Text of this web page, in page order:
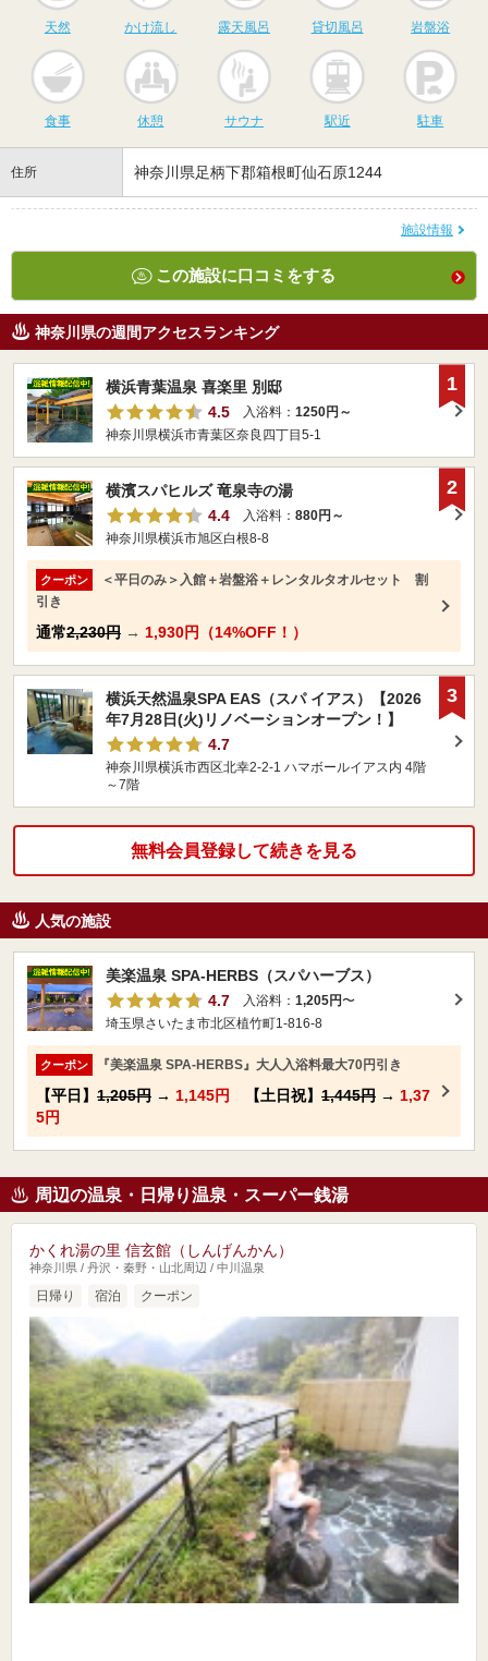
天然 かけ流し 露天風呂 貸切風呂 岩盤浴
食事 休憩
サウナ
サウナ 駅近 駐車
住所 神奈川県足柄下郡箱根町仙石原1244
施設情報
この施設に口コミをする
神奈川県の週間アクセスランキング
横浜青葉温泉 喜楽里 別邸
4.5
入浴料： 1250円～
神奈川県横浜市青葉区奈良四丁目5-1
1
横濱スパヒルズ 竜泉寺の湯
4.4
入浴料： 880円～
神奈川県横浜市旭区白根8-8
クーポン
＜平日のみ＞入館＋岩盤浴＋レンタルタオルセット 割
引き
通常2,230円 → 1,930円（14%OFF！）
2
横浜天然温泉SPA EAS（スパ イアス）【2026
年7月28日(火)リノベーションオープン！】
4.7
神奈川県横浜市西区北幸2-2-1 ハマボールイアス内 4階
～7階
3
無料会員登録して続きを見る
人気の施設
美楽温泉 SPA-HERBS（スパハーブス）
4.7
入浴料： 1,205円〜
埼玉県さいたま市北区植竹町1-816-8
クーポン 『美楽温泉 SPA-HERBS』大人入浴料最大70円引き
【平日】 1,205円 → 1,145円 【土日祝】 1,445円 → 1,37
5円
周辺の温泉・日帰り温泉・スーパー銭湯
かくれ湯の里 信玄館（しんげんかん）
神奈川県 / 丹沢・秦野・山北周辺 / 中川温泉
日帰り 宿泊 クーポン